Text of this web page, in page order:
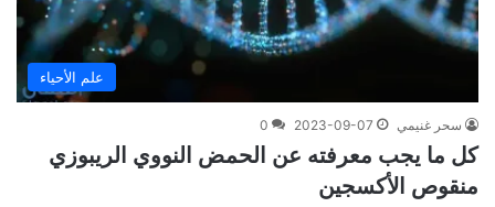
علم الأحياء
سحر غنيمي 2023-09-07
0
كل ما يجب معرفته عن الحمض النووي الريبوزي
منقوص الأكسجين